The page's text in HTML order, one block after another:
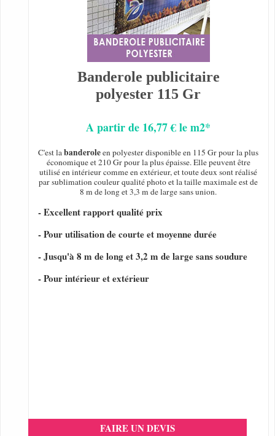
Banderole publicitaire
polyester 115 Gr
A partir de 16,77 € le m2*
C'est labanderoleen polyester disponible en 115 Gr pour la plus
économique et 210 Gr pour la plus épaisse. Elle peuvent être
utilisé en intérieur comme en extérieur, et toute deux sont réalisé
par sublimation couleur qualité photo et la taille maximale est de
8 m de long et 3,3 m de large sans union.
- Excellent rapport qualité prix
- Pour utilisation de courte et moyenne durée
- Jusqu'à 8 m de long et 3,2 m de large sans soudure
- Pour intérieur et extérieur
FAIRE UN DEVIS